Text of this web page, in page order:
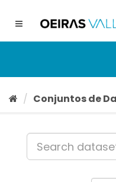
conteúdo
Toggle
Conjuntos de